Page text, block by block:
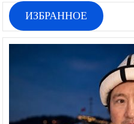
ИЗБРАННОЕ